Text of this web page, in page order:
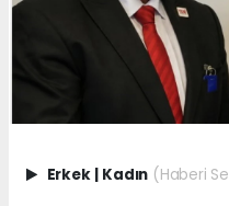
Erkek | Kadın (Haberi